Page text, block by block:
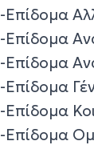
-Επίδομα
-Επίδομα
-Επίδομα
-Επίδομα
-Επίδομα
-Επίδομα